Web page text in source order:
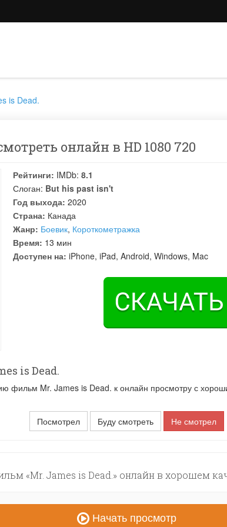
is Dead.
онлайн в HD 1080 720
Рейтинги: IMDb: 8.1
Слоган: But his past isn't
Год выхода: 2020
Страна: Канада
Жанр: Боевик, Короткометражка
Время: 13 мин
Доступен на: iPhone, iPad, Android, Windows, Mac
is Dead.
фильм Mr. James is Dead. к онлайн просмотру с
Посмотрел
Буду смотреть Не смотрел
«Mr. James is Dead.» онлайн в хорошем
Начать просмотр